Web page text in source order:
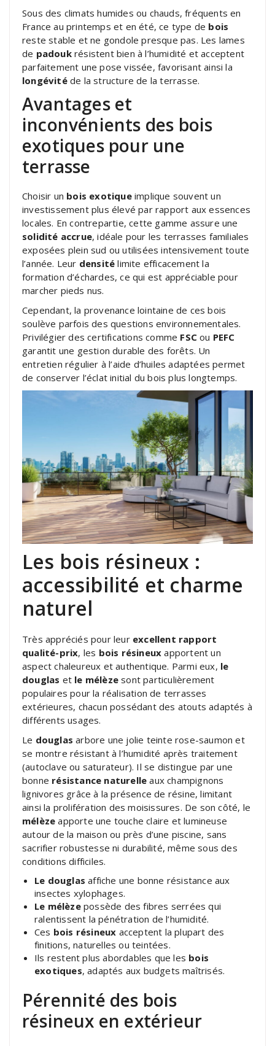
Sous des climats humides ou chauds, fréquents en
France au printemps et en été, ce type de bois
reste stable et ne gondole presque pas. Les lames
de padoukrésistent bien à l’humidité et acceptent
parfaitement une pose vissée, favorisant ainsi la
longévitéde la structure de la terrasse.
Avantages et
inconvénients des bois
exotiques pour une
terrasse
Choisir un bois exotiqueimplique souvent un
investissement plus élevé par rapport aux essences
locales. En contrepartie, cette gamme assure une
solidité accrue, idéale pour les terrasses familiales
exposées plein sud ou utilisées intensivement toute
l’année. Leur densité limite efficacement la
formation d’échardes, ce qui est appréciable pour
marcher pieds nus.
Cependant, la provenance lointaine de ces bois
soulève parfois des questions environnementales.
Privilégier des certifications comme FSC ou PEFC
garantit une gestion durable des forêts. Un
entretien régulier à l’aide d’huiles adaptées permet
de conserver l’éclat initial du bois plus longtemps.
Les bois résineux :
accessibilité et charme
naturel
Très appréciés pour leur excellent rapport
qualité-prix, les bois résineux apportent un
aspect chaleureux et authentique. Parmi eux, le
douglas et le mélèze sont particulièrement
populaires pour la réalisation de terrasses
extérieures, chacun possédant des atouts adaptés à
différents usages.
Le douglas arbore une jolie teinte rose-saumon et
se montre résistant à l’humidité après traitement
(autoclave ou saturateur). Il se distingue par une
bonne résistance naturelle aux champignons
lignivores grâce à la présence de résine, limitant
ainsi la prolifération des moisissures. De son côté, le
mélèze apporte une touche claire et lumineuse
autour de la maison ou près d’une piscine, sans
sacrifier robustesse ni durabilité, même sous des
conditions difficiles.
Le douglas affiche une bonne résistance aux
insectes xylophages.
Le mélèzepossède des fibres serrées qui
ralentissent la pénétration de l’humidité.
Ces bois résineux acceptent la plupart des
finitions, naturelles ou teintées.
Ils restent plus abordables que les bois
exotiques, adaptés aux budgets maîtrisés.
Pérennité des bois
résineux en extérieur